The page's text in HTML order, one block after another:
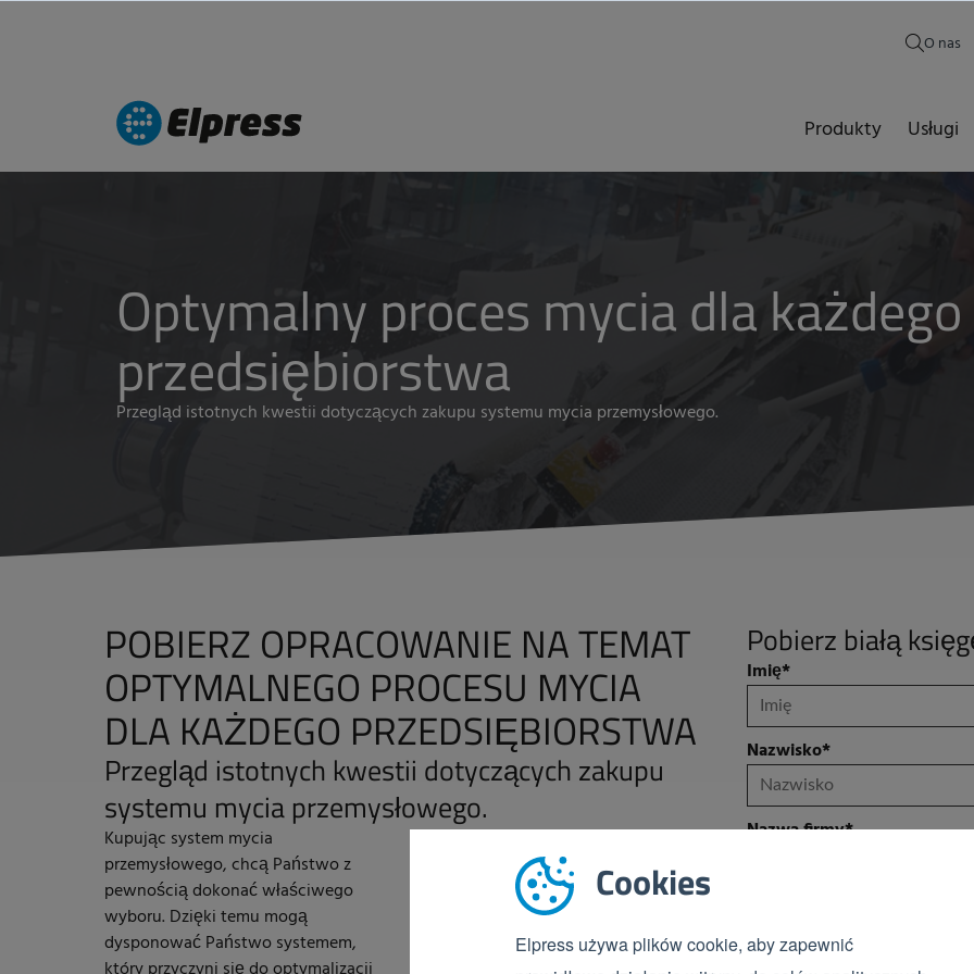
Cookies
Elpress używa plików cookie, aby zapewnić
O nas
Produkty Usługi
Optymalny proces mycia dla każdego
przedsiębiorstwa
Przegląd istotnych kwestii dotyczących zakupu systemu mycia przemysłowego.
POBIERZ OPRACOWANIE NA TEMAT
OPTYMALNEGO PROCESU MYCIA
DLA KAŻDEGO PRZEDSIĘBIORSTWA
Przegląd istotnych kwestii dotyczących zakupu
systemu mycia przemysłowego.
Kupując system mycia
przemysłowego, chcą Państwo z
pewnością dokonać właściwego
wyboru. Dzięki temu mogą
dysponować Państwo systemem,
Pobierz białą
Imię*
Nazwisko*
Nazwa firmy*